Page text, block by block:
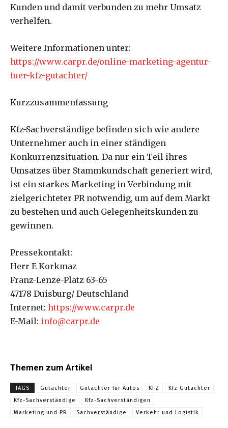
Kunden und damit verbunden zu mehr Umsatz
verhelfen.
Weitere Informationen unter:
https://www.carpr.de/online-marketing-agentur-
fuer-kfz-gutachter/
Kurzzusammenfassung
Kfz-Sachverständige befinden sich wie andere
Unternehmer auch in einer ständigen
Konkurrenzsituation. Da nur ein Teil ihres
Umsatzes über Stammkundschaft generiert wird,
ist ein starkes Marketing in Verbindung mit
zielgerichteter PR notwendig, um auf dem Markt
zu bestehen und auch Gelegenheitskunden zu
gewinnen.
Pressekontakt:
Herr E Korkmaz
Franz-Lenze-Platz 63-65
47178 Duisburg/ Deutschland
Internet: https://www.carpr.de
E-Mail: info@carpr.de
Themen zum Artikel
TAGS Gutachter Gutachter für Autos KFZ
Kfz Gutachter
Kfz-Sachverständige
Kfz-Sachverständigen
Marketing und PR
Sachverständige Verkehr und Logistik